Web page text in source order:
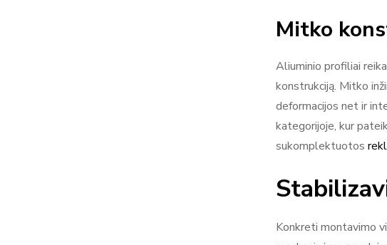
Mitko
Aliuminio profiliai
konstrukciją. Mitko
deformacijos net ir
kategorijoje, kur
sukomplektuotos
Konkreti montavimo